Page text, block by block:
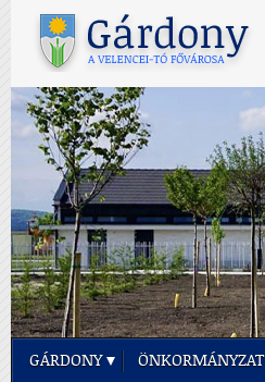
GÁRDONY ÖNKORMÁNYZAT